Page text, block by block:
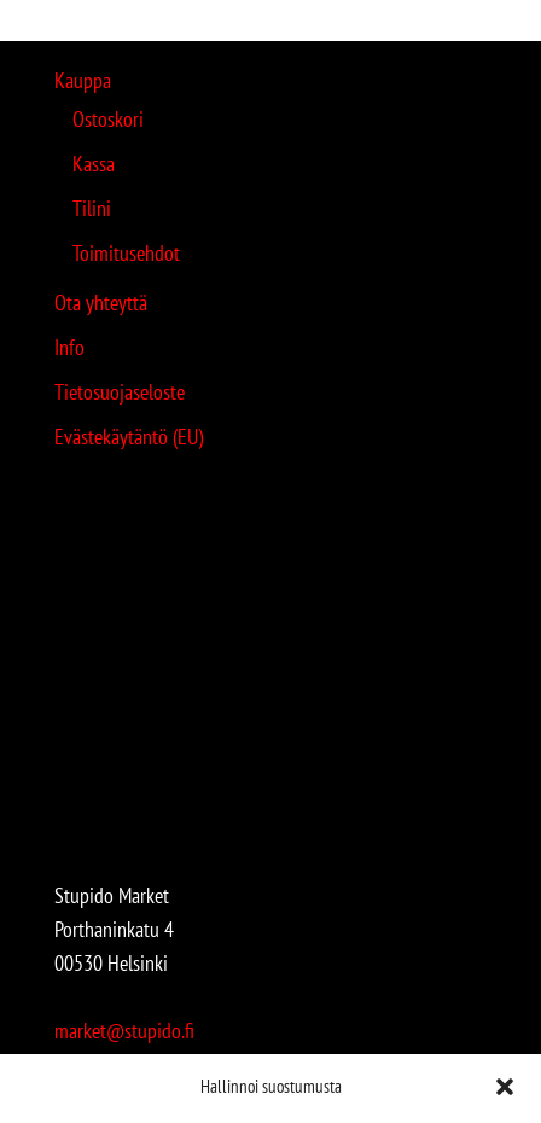
Hallinnoi suostumusta
Kauppa
Ostoskori
Kassa
Tilini
Toimitusehdot
Ota yhteyttä
Info
Tietosuojaseloste
Evästekäytäntö (EU)
Stupido Market
Porthaninkatu 4
00530 Helsinki
market@stupido.fi